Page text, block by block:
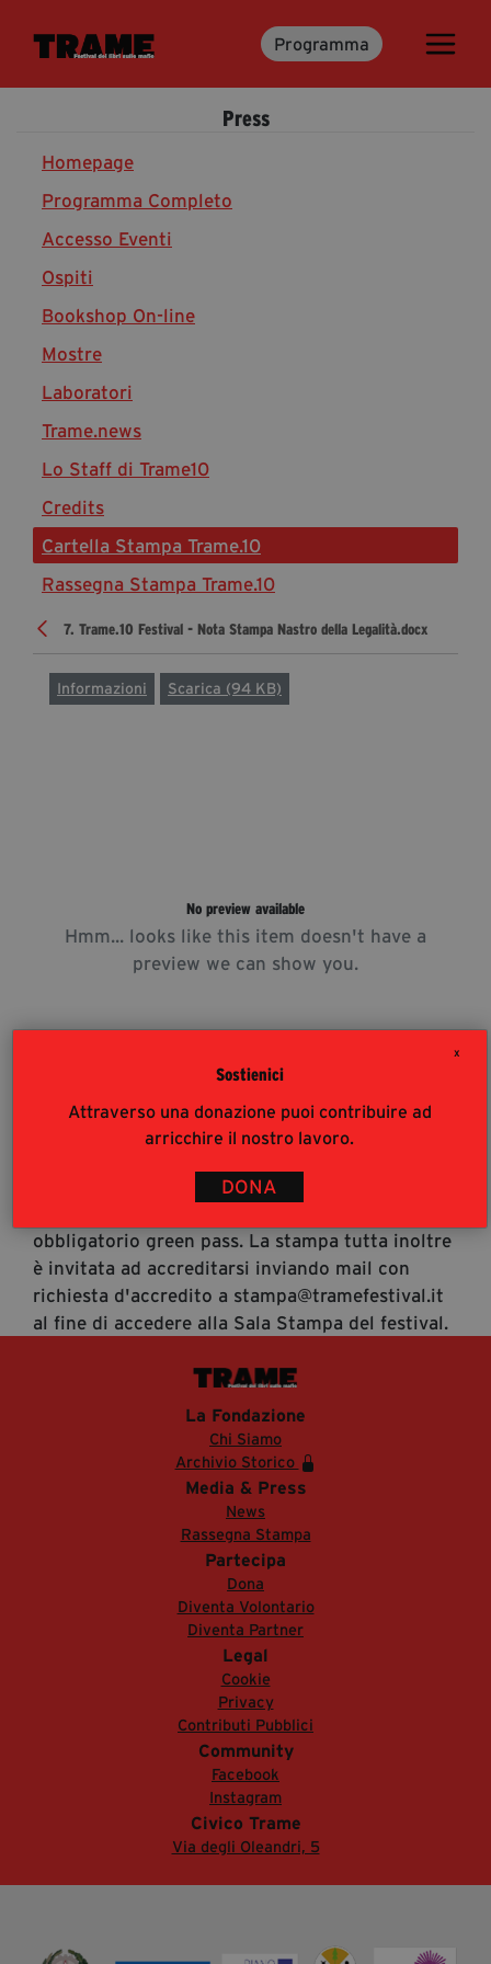
X
Sostienici
Attraverso una donazione puoi contribuire ad
arricchire il nostro lavoro.
DONA
Programma
Trame.15
Libri
Media & Press
News & Kit
Accrediti Stampa
Cartella Stampa
Rassegna Stampa
Partecipa
Diventa Partner
Dona
Fondazione Trame
Chi Siamo
Contatti
info@tramefestival.it
Press
7. Trame.10 Festival - Nota Stampa Nastro della Legalità.docx
Informazioni Scarica (94 KB)
No preview available
Hmm... looks like this item doesn't have a
preview we can show you.
Accrediti Stampa
Accrediti Stampa. L'accesso al festival ai
pubblico (https://www.tramefestival.it/accesso-
obbligatorio green pass. La stampa tutta inoltre
è invitata ad accreditarsi inviando mail con
richiesta d'accredito a stampa@tramefestival.it
al fine di accedere alla Sala Stampa del festival.
Homepage
Programma Completo
Accesso Eventi
Ospiti
Bookshop On-line
Mostre
Laboratori
Trame.news
Lo Staff di Trame10
Credits
Cartella Stampa Trame.10
Rassegna Stampa Trame.10
La Fondazione
Chi Siamo
Archivio Storico
Media & Press
News
Rassegna Stampa
Partecipa
Dona
Diventa Volontario
Diventa Partner
Legal
Cookie
Privacy
Contributi Pubblici
Community
Facebook
Instagram
Civico Trame
Via degli Oleandri, 5